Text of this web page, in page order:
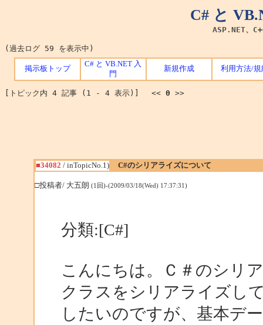
C# と
ASP.NET、
(過去ログ 59 を表示中)
掲示板トップ
C# と VB.NET 入
門
新規作成 利用方法/規
[トピック内 4 記事 (1 - 4 表示)] << 0 >>
■34082 / inTopicNo.1) C#のシリアライズについて
□投稿者/ 大五朗 (1回)-(2009/03/18(Wed) 17:37:31)
分類:[C#]
こんにちは。Ｃ＃のシリ
クラスをシリアライズし
したいのですが、基本デ